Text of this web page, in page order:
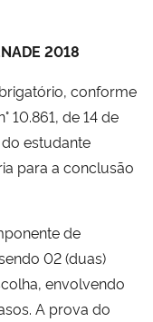
2018
conforme
10.861, de 14 de
estudante
para a conclusão
de
02 (duas)
envolvendo
A prova do